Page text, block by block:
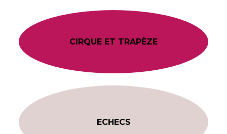
CIRQUE ET TRAPÈZE
ECHECS